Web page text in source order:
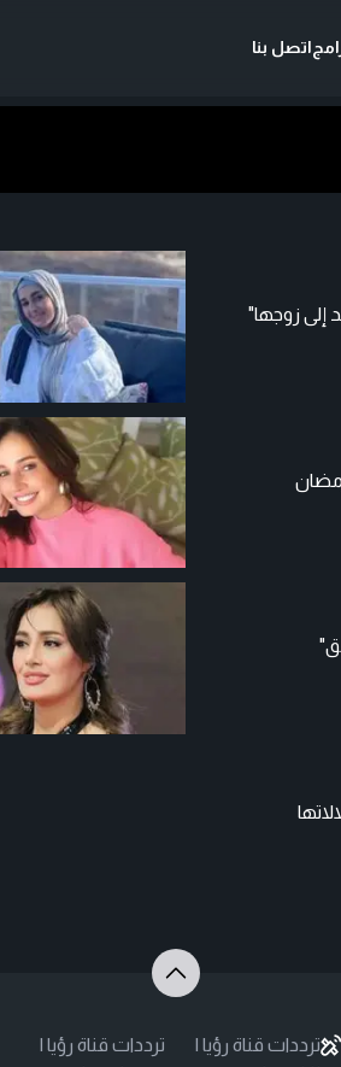
اتصل بنا
إلى زوجها"
ترددات قناة رؤيا |
ترددات قناة رؤيا |